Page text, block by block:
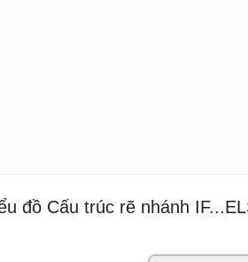
đồ Cấu trúc rẽ nhánh